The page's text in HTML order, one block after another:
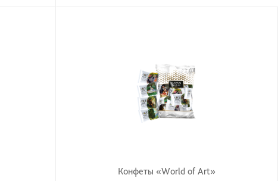
Конфеты «World of Art»